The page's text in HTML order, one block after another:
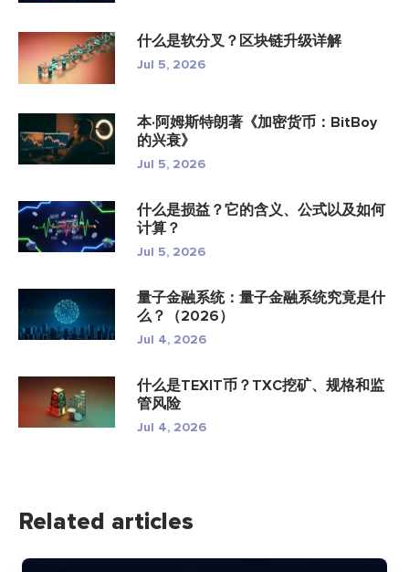
什么是软分叉？区块链升级详解
Jul 5, 2026
本·阿姆斯特朗著《加密货币：BitBoy
的兴衰》
Jul 5, 2026
什么是损益？它的含义、公式以及如何
计算？
Jul 5, 2026
量子金融系统：量子金融系统究竟是什
么？（2026）
Jul 4, 2026
什么是TEXIT币？TXC挖矿、规格和监
管风险
Jul 4, 2026
Related articles